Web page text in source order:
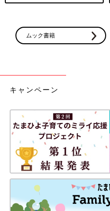
ムック書籍
キャンペーン